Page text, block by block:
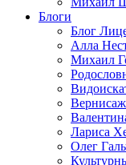
Блоги
Блог
Алла
Михаил
Лариса
Олег